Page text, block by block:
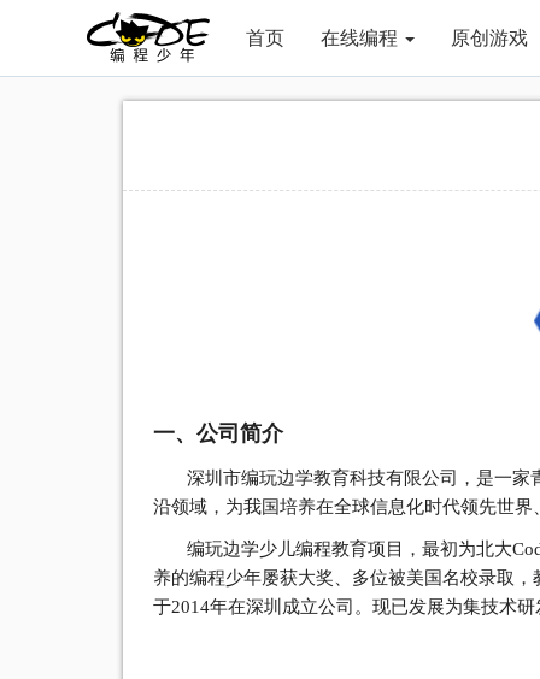
首页 在线编程 原创游戏
一、公司简介
深圳市编玩边学教育科技有限公司，是一家
沿领域，为我国培养在全球信息化时代领先世
编玩边学少儿编程教育项目，最初为北大
养的编程少年屡获大奖、多位被美国名校录取
于2014年在深圳成立公司。现已发展为集技术